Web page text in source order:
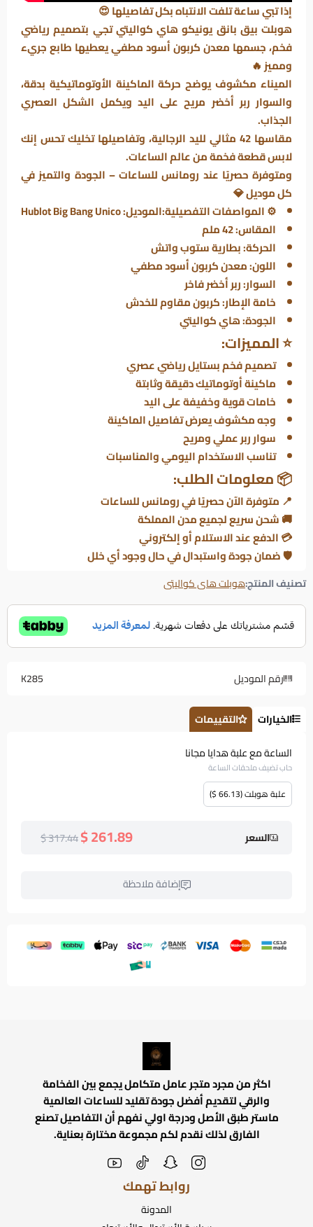
إذا تبي ساعة تلفت الانتباه بكل تفاصيلها 😍
هوبلت بيق بانق يونيكوهاي كواليتي تجي بتصميم رياضي
فخم، جسمها معدن كربون أسود مطفي يعطيها طابع جريء
ومميز 🔥
الميناء مكشوف يوضح حركة الماكينة الأوتوماتيكية بدقة،
والسوار ربر أخضر مريح على اليد ويكمل الشكل العصري
الجذاب.
مقاسها 42 مثالي لليد الرجالية، وتفاصيلها تخليك تحس إنك
لابس قطعة فخمة من عالم الساعات.
ومتوفرة حصريًا عند رومانس للساعات– الجودة والتميز في
كل موديل 💎
⚙️المواصفات التفصيلية:الموديل: Hublot Big Bang Unico
المقاس: 42 ملم
الحركة: بطارية ستوب واتش
اللون: معدن كربون أسود مطفي
السوار: ربر أخضر فاخر
خامة الإطار: كربون مقاوم للخدش
الجودة: هاي كواليتي
⭐المميزات:
تصميم فخم بستايل رياضي عصري
ماكينة أوتوماتيك دقيقة وثابتة
خامات قوية وخفيفة على اليد
وجه مكشوف يعرض تفاصيل الماكينة
سوار ربر عملي ومريح
تناسب الاستخدام اليومي والمناسبات
📦معلومات الطلب:
📍 متوفرة الآن حصريًا فيرومانس للساعات
🚚 شحن سريع لجميع مدن المملكة
💳 الدفع عند الاستلام أو إلكتروني
🛡️ ضمان جودة واستبدال في حال وجود أي خلل
تصنيف المنتج:هوبلت هاى كواليتى
رقم الموديل K285
الخيارات
التقييمات
الساعة مع علبة هدايا مجانا
حاب تضيف ملحقات الساعة
علبة هوبلت (66.13 $)
السعر 261.89 $
317.44 $
إضافة ملاحظة
اكثر من مجرد متجر عامل متكامل يجمع بين الفخامة
والرقي لتقديم أفضل جودة تقليد للساعات العالمية
ماستر طبق الأصل ودرجة اولي نفهم أن التفاصيل تصنع
الفارق لذلك نقدم لكم مجموعة مختارة بعناية.
روابط تهمك
المدونة